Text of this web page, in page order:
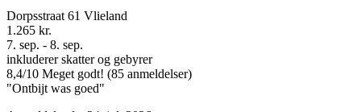
Dorpsstraat 61 Vlieland
1.265 kr.
7. sep. - 8. sep.
inkluderer skatter og gebyrer
8,4/10 Meget godt! (85 anmeldelser)
"Ontbijt was goed"